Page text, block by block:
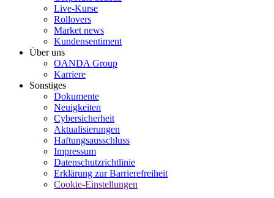
Live-Kurse
Rollovers
Market news
Kundensentiment
Über uns
OANDA Group
Karriere
Sonstiges
Dokumente
Neuigkeiten
Cybersicherheit
Aktualisierungen
Haftungsausschluss
Impressum
Datenschutzrichtlinie
Erklärung zur Barrierefreiheit
Cookie-Einstellungen